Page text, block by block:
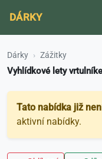
DÁRKY
Dárky Zážitky
Vyhlídkové lety
Tato nabídka již
aktivní nabídky.